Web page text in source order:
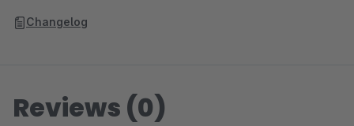
Changelog
Reviews (0)